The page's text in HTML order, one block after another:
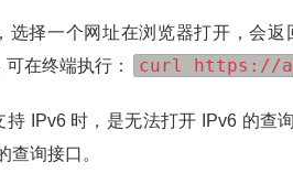
选择一个网址在浏览器打开，会返
可在终端执行： curl https://
IPv6 时，是无法打开 IPv6 的查
查询接口。